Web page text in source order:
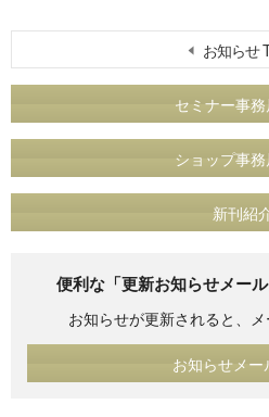
お知らせ
セミナー事務
ショップ事務
新刊紹
便利な「更新お知らせメー
お知らせが更新されると、
お知らせメー